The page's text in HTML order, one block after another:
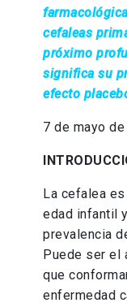
cefaleas
próximo
significa su
efecto
7 de mayo
La cefalea
edad infantil
prevalencia
Puede ser el
que
enfermedad